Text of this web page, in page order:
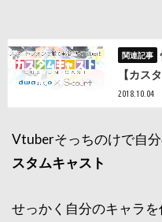
【カス
2018.10.04
Vtuberそっちのけで自
スタムキャスト
せっかく自分のキャラ